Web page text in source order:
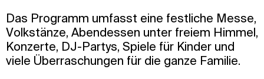
Das Programm umfasst eine festliche Messe,
Volkstänze, Abendessen unter freiem Himmel,
Konzerte, DJ-Partys, Spiele für Kinder und
viele Überraschungen für die ganze Familie.